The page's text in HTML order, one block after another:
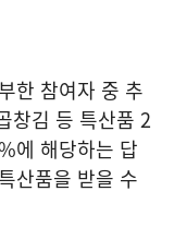
한 참여자 중 추
창김 등 특산품 2
에 해당하는 답
산품을 받을 수